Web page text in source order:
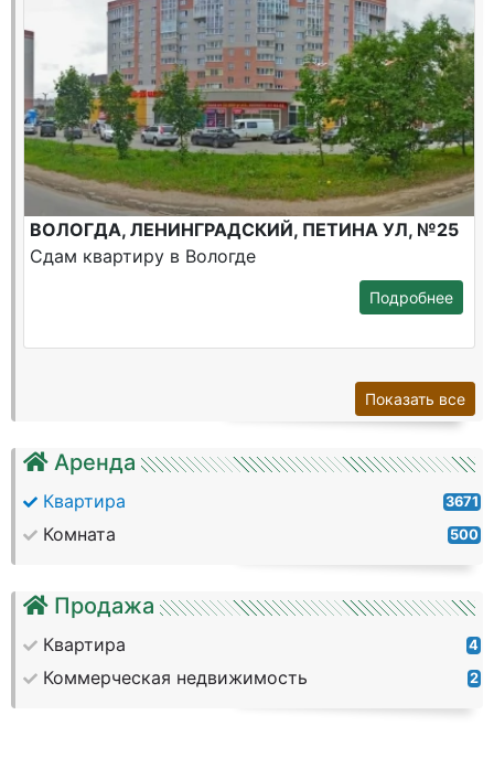
Аренда
Квартира 3671
Комната 500
Продажа
Квартира 4
Коммерческая недвижимость 2
ВОЛОГДА, ЛЕНИНГРАДСКИЙ, ПЕТИНА УЛ, №25
Сдам квартиру в Вологде
Подробнее
Показать все